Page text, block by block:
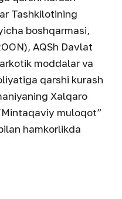
Tashkilotining
boshqarmasi,
AQSh Davlat
moddalar va
qarshi kurash
Xalqaro
muloqot”
hamkorlikda